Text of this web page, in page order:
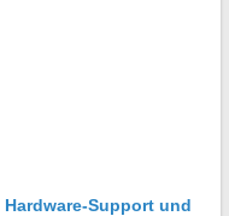
Hardware-Support und